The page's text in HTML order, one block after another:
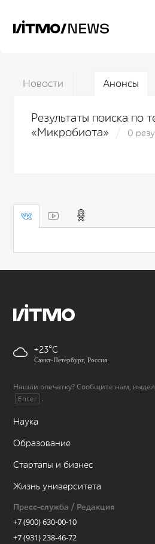
Новости Анонсы
Результаты поиска по
«Микробиота»
0
+23
Санкт-Петербург, Россия
Нашли опечатку? Сообщите нам,
Enter .
Наука
Образование
Стартапы и бизнес
Жизнь университета
Пресс-служба / Редакция
+7 (900) 630-00-10
+7 (931) 238-46-72